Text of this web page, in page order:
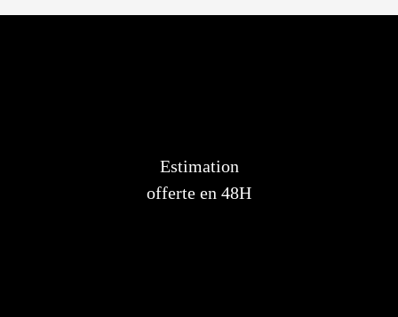
Estimation
offerte en 48H